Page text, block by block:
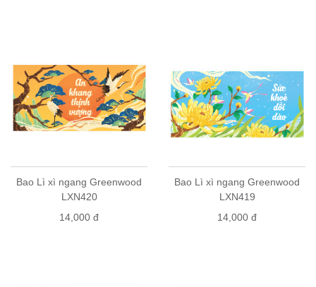
Bao Lì xì ngang Greenwood
LXN420
14,000 đ
Bao Lì xì ngang Greenwood
LXN419
14,000 đ